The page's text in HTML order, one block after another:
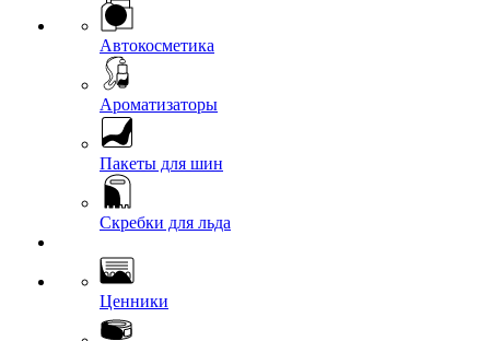
Автокосметика
Ароматизаторы
Пакеты для шин
Скребки для льда
Ценники